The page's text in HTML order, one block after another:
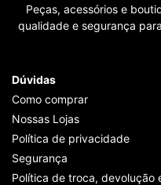
Peças, acessórios e
qualidade e segurança
Dúvidas
Como comprar
Nossas Lojas
Política de privacidade
Segurança
Política de troca, devolução